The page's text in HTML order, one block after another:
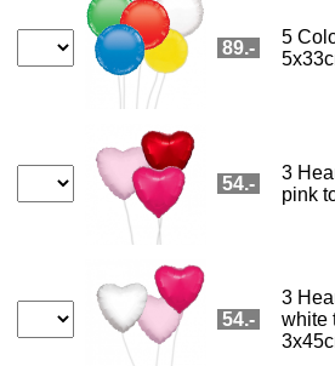
Aktuell sind folgende
Angebot:
Ballone
Gottlieber Hüppen
CHF 20.5
Schoggi-Käfer
Teddy braun
CHF 18.5
Teddy weiss
CHF 18.5
Honig 350 g
CHF 36.8